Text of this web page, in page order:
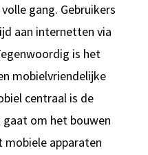
gang. Gebruikers
aan internetten via
is het
​​mobielvriendelijke
centraal is de
om het bouwen
mobiele apparaten